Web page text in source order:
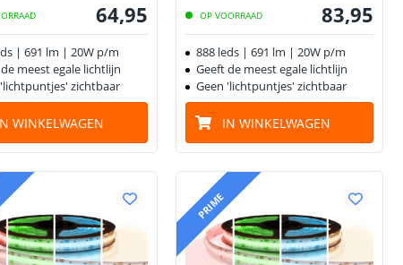
64,95
| 691 lm | 20W p/m
meest egale lichtlijn
zichtbaar
WINKELWAGEN
OP VOORRAAD 83,95
888 leds | 691 lm | 20W p/m
Geeft de meest egale lichtlijn
Geen 'lichtpuntjes' zichtbaar
IN WINKELWAGEN
PRIME